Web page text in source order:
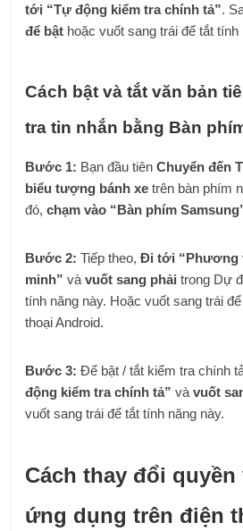
tới “Tự động kiểm tra chính tả”.
để bật hoặc vuốt sang trái để tắt tính
Cách bật và tắt văn bản
tra tin nhắn bằng Bàn
Bước 1: Bạn đầu tiênChuyển đến
biểu tượng bánh xe trên bàn phím
đó,chạm vào “Bàn phím
Bước 2: Tiếp theo,Đi tới “Phương
minh” vàvuốt sang phải trong Dự
tính năng này. Hoặc vuốt sang trái
thoại Android.
Bước 3: Để bật / tắt kiểm tra chính
động kiểm tra chính tả” vàvuốt
vuốt sang trái để tắt tính năng này.
Cách thay đổi
ứng dụng trên điện